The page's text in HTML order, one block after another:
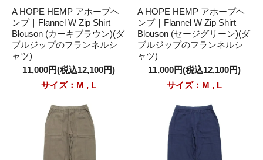
A HOPE HEMP アホープヘ
ンプ｜Flannel W Zip Shirt
Blouson (カーキブラウン)(ダ
ブルジップのフランネルシ
ャツ)
11,000円(税込12,100円)
サイズ：M , L
A HOPE HEMP アホープヘ
ンプ｜Flannel W Zip Shirt
Blouson (セージグリーン)(ダ
ブルジップのフランネルシ
ャツ)
11,000円(税込12,100円)
サイズ：M , L